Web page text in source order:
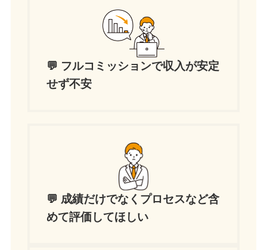
💬 フルコミッションで収入が安定
せず不安
💬 成績だけでなくプロセスなど含
めて評価してほしい